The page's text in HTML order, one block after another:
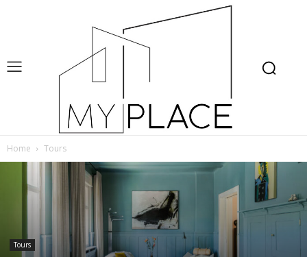
Home Tours
Tours